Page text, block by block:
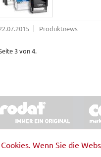
Wenn Sie die
Produktnews
3 von 4.
© 2026 Stempel & Schilder